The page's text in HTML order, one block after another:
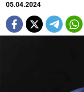
05.04.2024